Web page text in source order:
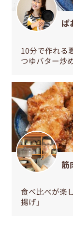
ぱ
10分で作れる
つゆバター炒め
筋
食べ比べが楽
揚げ」